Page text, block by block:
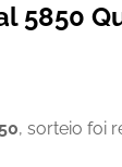
5850
, sorteio foi